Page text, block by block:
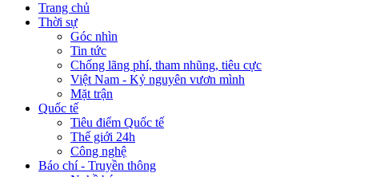
Trang chủ
Thời sự
Góc nhìn
Tin tức
Chống lãng phí, tham nhũng, tiêu cực
Việt Nam - Kỷ nguyên vươn mình
Mặt trận
Quốc tế
Tiêu điểm Quốc tế
Thế giới 24h
Công nghệ
Báo chí - Truyền thông